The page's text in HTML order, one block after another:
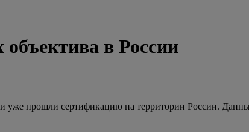
в России
уже прошли сертификацию на территории России.